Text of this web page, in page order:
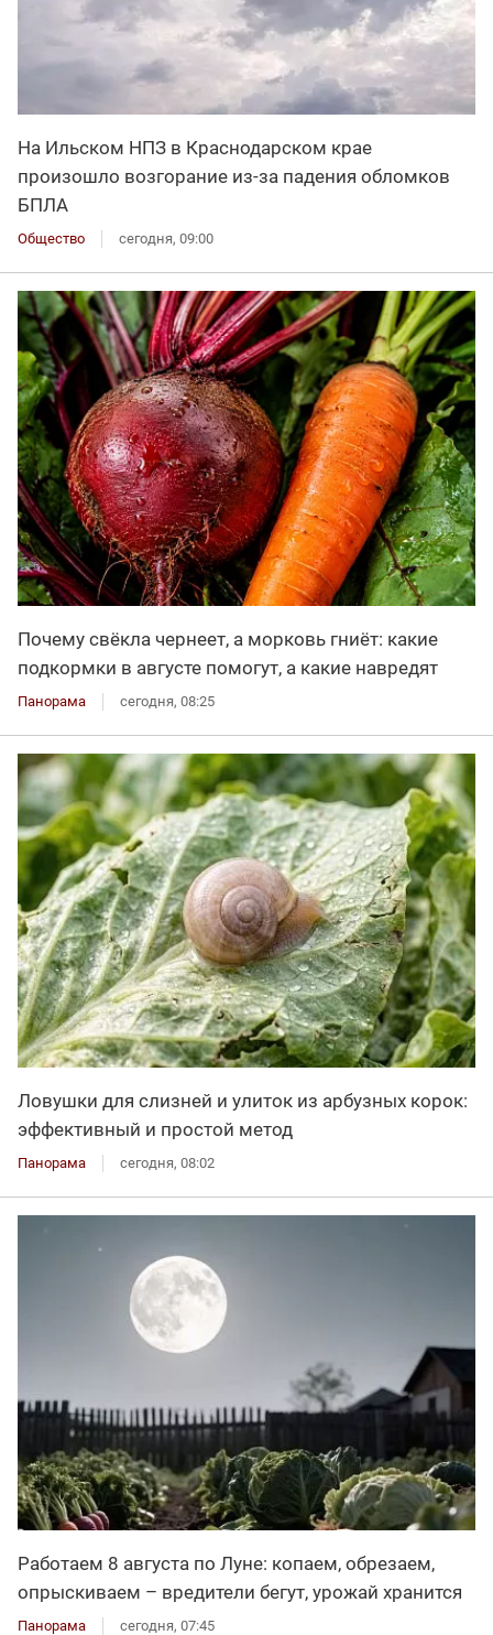
На Ильском НПЗ в Краснодарском крае
произошло возгорание из-за падения обломков
БПЛА
Общество сегодня, 09:00
Почему свёкла чернеет, а морковь гниёт: какие
подкормки в августе помогут, а какие навредят
Панорама сегодня, 08:25
Ловушки для слизней и улиток из арбузных корок:
эффективный и простой метод
Панорама сегодня, 08:02
Работаем 8 августа по Луне: копаем, обрезаем,
опрыскиваем – вредители бегут, урожай хранится
Панорама сегодня, 07:45